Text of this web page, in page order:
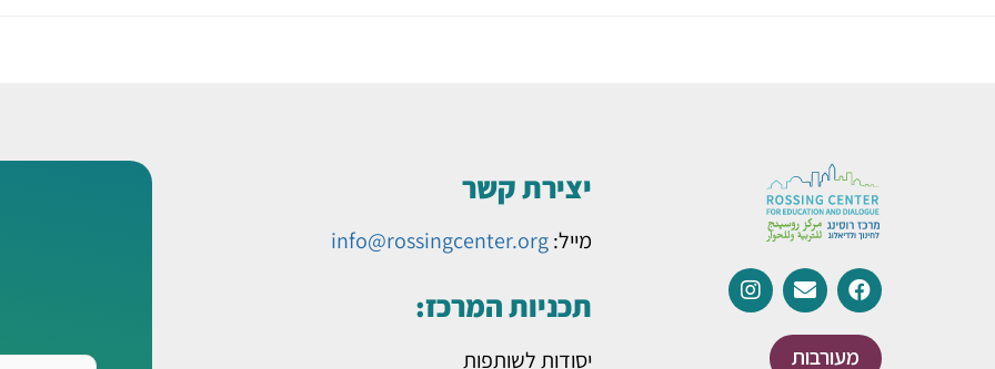
מעורבות
יצירת קשר
מייל:info@rossingcenter.org
תכניות המרכז:
יסודות לשותפות